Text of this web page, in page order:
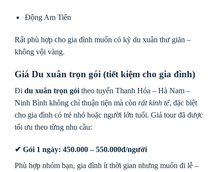
Động Am Tiên
Rất phù hợp cho gia đình muốn có kỳ du xuân thư giãn –
không vội vàng.
Giá Du xuân trọn gói (tiết kiệm cho gia đình)
Đi du xuân trọn gói theo tuyến Thanh Hóa – Hà Nam –
Ninh Bình không chỉ thuận tiện mà còn rất kinh tế, đặc biệt
cho gia đình có trẻ nhỏ hoặc người lớn tuổi. Giá tour đã được
tối ưu theo từng nhu cầu:
✔ Gói 1 ngày: 450.000 – 550.000đ/người
Phù hợp nhóm bạn, gia đình ít thời gian nhưng muốn đi lễ –